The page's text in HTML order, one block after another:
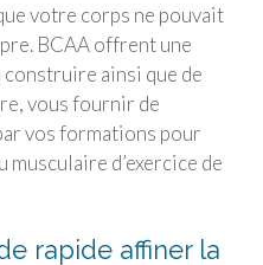
votre corps ne pouvait
BCAA offrent une
ainsi que de
vous fournir de
vos formations pour
d’exercice de
rapide affiner la